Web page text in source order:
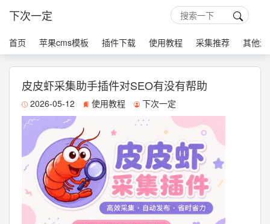
下次一定
首页 苹果cms模板 插件下载 使用教程 采集推荐 其他
皮皮虾采集助手插件对SEO有没有帮助
2026-05-12 使用教程 下次一定